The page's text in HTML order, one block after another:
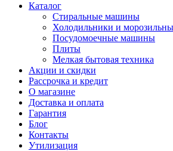
Каталог
Стиральные машины
Холодильники и
Посудомоечные машины
Плиты
Мелкая бытовая техника
Акции и скидки
Рассрочка и кредит
О магазине
Доставка и оплата
Гарантия
Блог
Контакты
Утилизация